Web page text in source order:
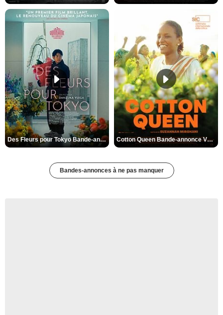
Des Fleurs pour Tokyo Bande-annonce VO STFR Cotton Queen Bande-annonce VO STFR
Bandes-annonces à ne pas manquer